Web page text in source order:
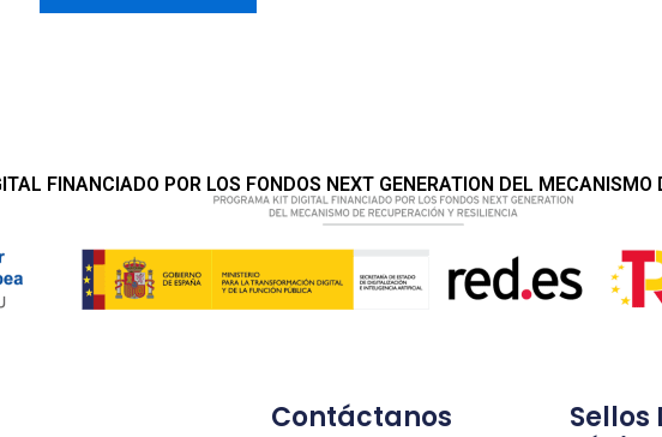
FINANCIADO POR LOS FONDOS NEXT GENERATION DEL MECANISMO
Contáctanos
Sellos